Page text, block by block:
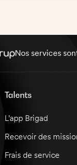
Nos services
Talents
L’app Brigad
Recevoir des
Frais de service